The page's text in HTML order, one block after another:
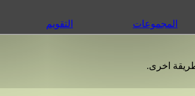
المجموعات التقويم
اخرى.